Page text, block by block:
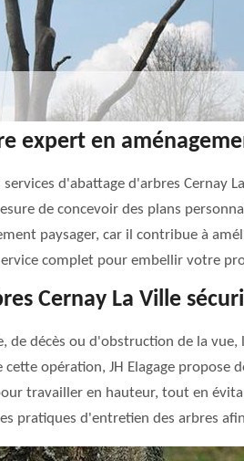
expert en
d'abattage d'arbres Cernay
de concevoir des plans
paysager, car il contribue à
complet pour embellir votre
Cernay La Ville
de décès ou d'obstruction de la
opération, JH Elagage propose
travailler en hauteur, tout en
pratiques d'entretien des arbres